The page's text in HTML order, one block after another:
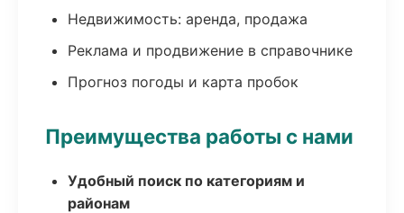
Недвижимость: аренда, продажа
Реклама и продвижение в справочнике
Прогноз погоды и карта пробок
Преимущества работы с нами
Удобный поиск по категориям и
районам